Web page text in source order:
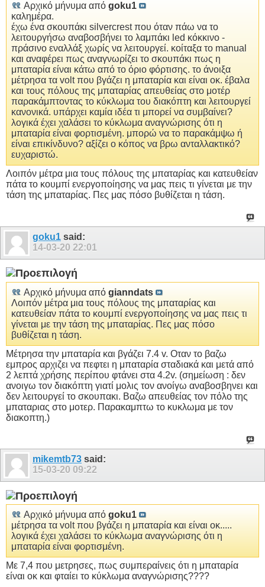
Αρχικό μήνυμα από goku1
καλημέρα.
έχω ένα σκουπάκι silvercrest που όταν πάω να το
λειτουργήσω αναβοσβήνει το λαμπάκι led κόκκινο -
πράσινο εναλλάξ χωρίς να λειτουργεί. κοίταξα το manual
και αναφέρει πως αναγνωρίζει το σκουπάκι πως η
μπαταρία είναι κάτω από το όριο φόρτισης. το άνοιξα
μέτρησα τα volt που βγάζει η μπαταρία και είναι οκ. έβαλα
και τους πόλους της μπαταρίας απευθείας στο μοτέρ
παρακάμπτοντας το κύκλωμα του διακόπτη και λειτουργεί
κανονικά. υπάρχει καμία ιδέα τι μπορεί να συμβαίνει?
λογικά έχει χαλάσει το κύκλωμα αναγνώρισης ότι η
μπαταρία είναι φορτισμένη. μπορώ να το παρακάμψω ή
είναι επικίνδυνο? αξίζει ο κόπος να βρω ανταλλακτικό?
ευχαριστώ.
Λοιπόν μέτρα μια τους πόλους της μπαταρίας και κατευθείαν
πάτα το κουμπί ενεργοποίησης να μας πεις τι γίνεται με την
τάση της μπαταρίας. Πες μας πόσο βυθίζεται η τάση.
goku1 said:
14-03-20 22:01
Αρχικό μήνυμα από gianndats
Λοιπόν μέτρα μια τους πόλους της μπαταρίας και
κατευθείαν πάτα το κουμπί ενεργοποίησης να μας πεις τι
γίνεται με την τάση της μπαταρίας. Πες μας πόσο
βυθίζεται η τάση.
Μέτρησα την μπαταρία και βγάζει 7.4 v. Οταν το βαζω
εμπρος αρχιζει να πεφτει η μπαταρία σταδιακά και μετά από
2 λεπτά χρήσης περίπου φτάνει στα 4.2v. (σημείωση : δεν
ανοιγω τον διακόπτη γιατί μολις τον ανοίγω αναβοσβηνει και
δεν λειτουργεί το σκουπακι. Βαζω απευθείας τον πόλο της
μπαταριας στο μοτερ. Παρακαμπτω το κυκλωμα με τον
διακοπτη.)
mikemtb73 said:
15-03-20 09:22
Αρχικό μήνυμα από goku1
μέτρησα τα volt που βγάζει η μπαταρία και είναι οκ.....
λογικά έχει χαλάσει το κύκλωμα αναγνώρισης ότι η
μπαταρία είναι φορτισμένη.
Με 7,4 που μετρησες, πως συμπεραίνεις ότι η μπαταρία
είναι οκ και φταίει το κύκλωμα αναγνώρισης????